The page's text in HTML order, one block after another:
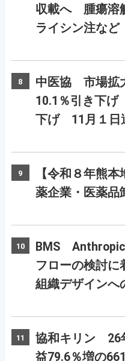
収載へ 腫瘍溶
ライシン注など
8
中医協 市場拡
10.1％引き下
下げ 11月１日
9
【令和８年熊
薬企業・医薬品
10
BMS
フローの検討
組織デザインへ
11
協和キリン 26
益79.6％増の